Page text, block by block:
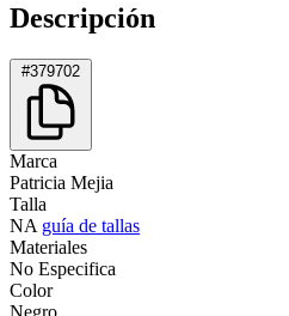
Descripción
#379702
Marca
Patricia Mejia
Talla
NA guía de tallas
Materiales
No Especifica
Color
Negro